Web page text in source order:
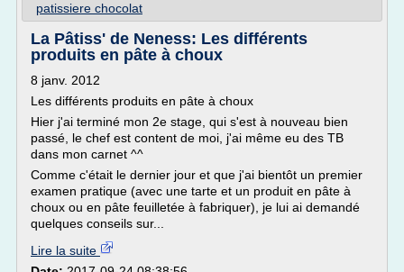
patissiere chocolat
La Pâtiss' de Neness: Les différents
produits en pâte à choux
8 janv. 2012
Les différents produits en pâte à choux
Hier j'ai terminé mon 2e stage, qui s'est à nouveau bien
passé, le chef est content de moi, j'ai même eu des TB
dans mon carnet ^^
Comme c'était le dernier jour et que j'ai bientôt un premier
examen pratique (avec une tarte et un produit en pâte à
choux ou en pâte feuilletée à fabriquer), je lui ai demandé
quelques conseils sur...
Lire la suite